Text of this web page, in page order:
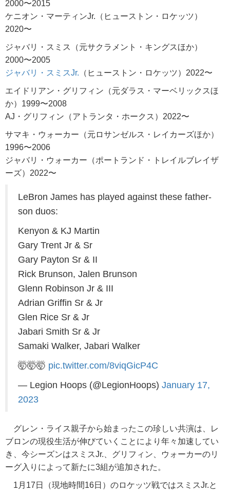
2000〜2015
ケニオン・マーティンJr.（ヒューストン・ロケッツ）
2020〜
ジャバリ・スミス（元サクラメント・キングスほか）
2000〜2005
ジャバリ・スミスJr. （ヒューストン・ロケッツ）2022〜
エイドリアン・グリフィン（元ダラス・マーベリックスほ
か）1999〜2008
AJ・グリフィン（アトランタ・ホークス）2022〜
サマキ・ウォーカー（元ロサンゼルス・レイカーズほか）
1996〜2006
ジャバリ・ウォーカー（ポートランド・トレイルブレイザ
ーズ）2022〜
LeBron James has played against these father-
son duos:
Kenyon & KJ Martin
Gary Trent Jr & Sr
Gary Payton Sr & II
Rick Brunson, Jalen Brunson
Glenn Robinson Jr & III
Adrian Griffin Sr & Jr
Glen Rice Sr & Jr
Jabari Smith Sr & Jr
Samaki Walker, Jabari Walker
🤯🤯🤯 pic.twitter.com/8viqGicP4C
— Legion Hoops (@LegionHoops) January 17,
2023
グレン・ライス親子から始まったこの珍しい共演は、レ
ブロンの現役生活が伸びていくことにより年々加速してい
き、今シーズンはスミスJr.、グリフィン、ウォーカーのリ
ーグ入りによって新たに3組が追加された。
1月17日（現地時間16日）のロケッツ戦ではスミスJr.と